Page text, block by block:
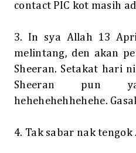
contact PIC kot masih
3. In sya Allah 13
melintang, den akan
Sheeran. Setakat hari
Sheeran pun
hehehehehhehehe.
4. Tak sabar nak tengok